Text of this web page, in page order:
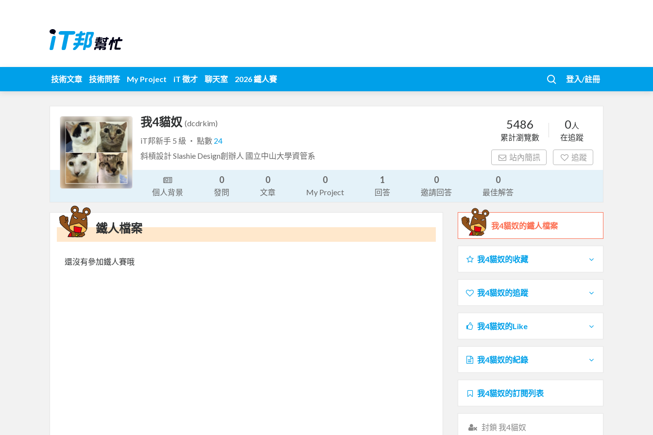
技術文章 技術問答 My Project iT 徵才 聊天室 2026 鐵人賽 登入/註冊
我4貓奴 (dcdrkim)
iT邦新手 5 級 ‧ 點數 24
斜槓設計 Slashie Design創辦人 國立中山大學資管系
5486
累計瀏覽數
0人
在追蹤
站內簡訊 追蹤
個人背景
0
發問
0
文章
0
My Project
1
回答
0
邀請回答
0
最佳解答
鐵人檔案
還沒有參加鐵人賽哦
我4貓奴的鐵人檔案
我4貓奴的收藏
我4貓奴的追蹤
我4貓奴的Like
我4貓奴的紀錄
我4貓奴的訂閱列表
封鎖 我4貓奴